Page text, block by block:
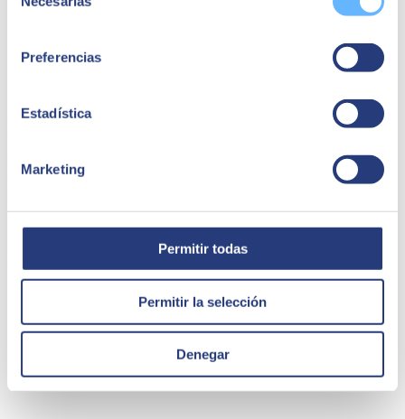
Preferencias
Estadística
Marketing
Permitir todas
Permitir la selección
Denegar
Blockchain. ¿Qué es y cómo nos puede afectar?
La palabra Blockchain está en creciente uso últimamente. Se trata de
una tecnología emergente, de la que todo el mundo escucha hablar.
Edge Technologies
Director de Educación en SEIDOR